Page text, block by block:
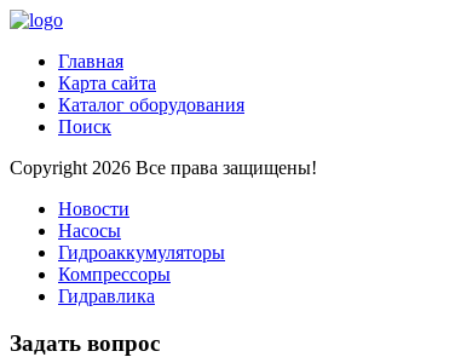
Главная
Карта сайта
Каталог оборудования
Поиск
Copyright 2026 Все права защищены!
Новости
Насосы
Гидроаккумуляторы
Компрессоры
Гидравлика
Задать вопрос